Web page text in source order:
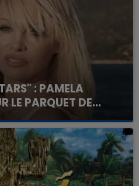
: PAMELA
LE PARQUET DE...